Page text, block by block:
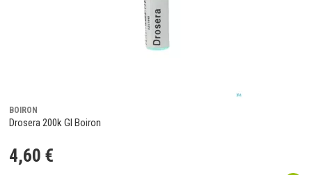
BOIRON
Drosera 200k Gl Boiron
4,60 €